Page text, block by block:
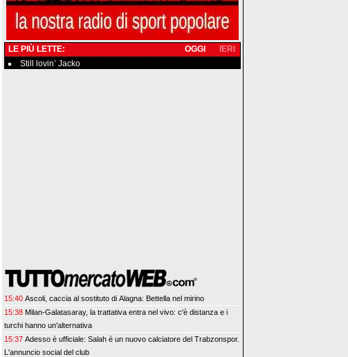
LE PIÙ LETTE: IERI
OGGI
Still lovin’ Jacko
15:40 Ascoli, caccia al sostituto di Alagna: Bettella nel mirino
15:38 Milan-Galatasaray, la trattativa entra nel vivo: c'è distanza e i
turchi hanno un'alternativa
15:37 Adesso è ufficiale: Salah è un nuovo calciatore del Trabzonspor.
L'annuncio social del club